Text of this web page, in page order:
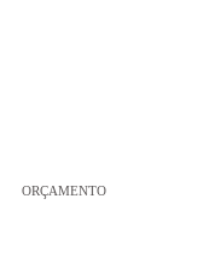
ORÇAMENTO